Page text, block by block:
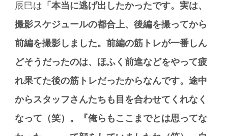
辰巳は 「本当に逃げ出したかったです。実は、
撮影スケジュールの都合上、後編を撮ってから
前編を撮影しました。前編の筋トレが一番しん
どそうだったのは、ほふく前進などをやって疲
れ果てた後の筋トレだったからなんです。途中
からスタッフさんたちも目を合わせてくれなく
なって（笑）。『俺らもここまでとは思ってな